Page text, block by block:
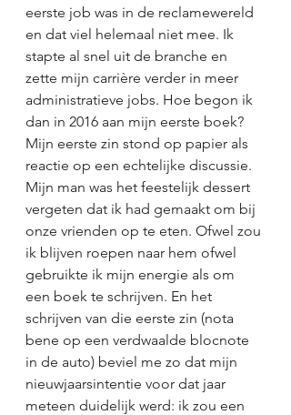
eerste job was in de reclamewereld
en dat viel helemaal niet mee. Ik
stapte al snel uit de branche en
zette mijn carrière verder in meer
administratieve jobs. Hoe begon ik
dan in 2016 aan mijn eerste boek?
Mijn eerste zin stond op papier als
reactie op een echtelijke discussie.
Mijn man was het feestelijk dessert
vergeten dat ik had gemaakt om bij
onze vrienden op te eten. Ofwel zou
ik blijven roepen naar hem ofwel
gebruikte ik mijn energie als om
een boek te schrijven. En het
schrijven van die eerste zin (nota
bene op een verdwaalde blocnote
in de auto) beviel me zo dat mijn
nieuwjaarsintentie voor dat jaar
meteen duidelijk werd: ik zou een